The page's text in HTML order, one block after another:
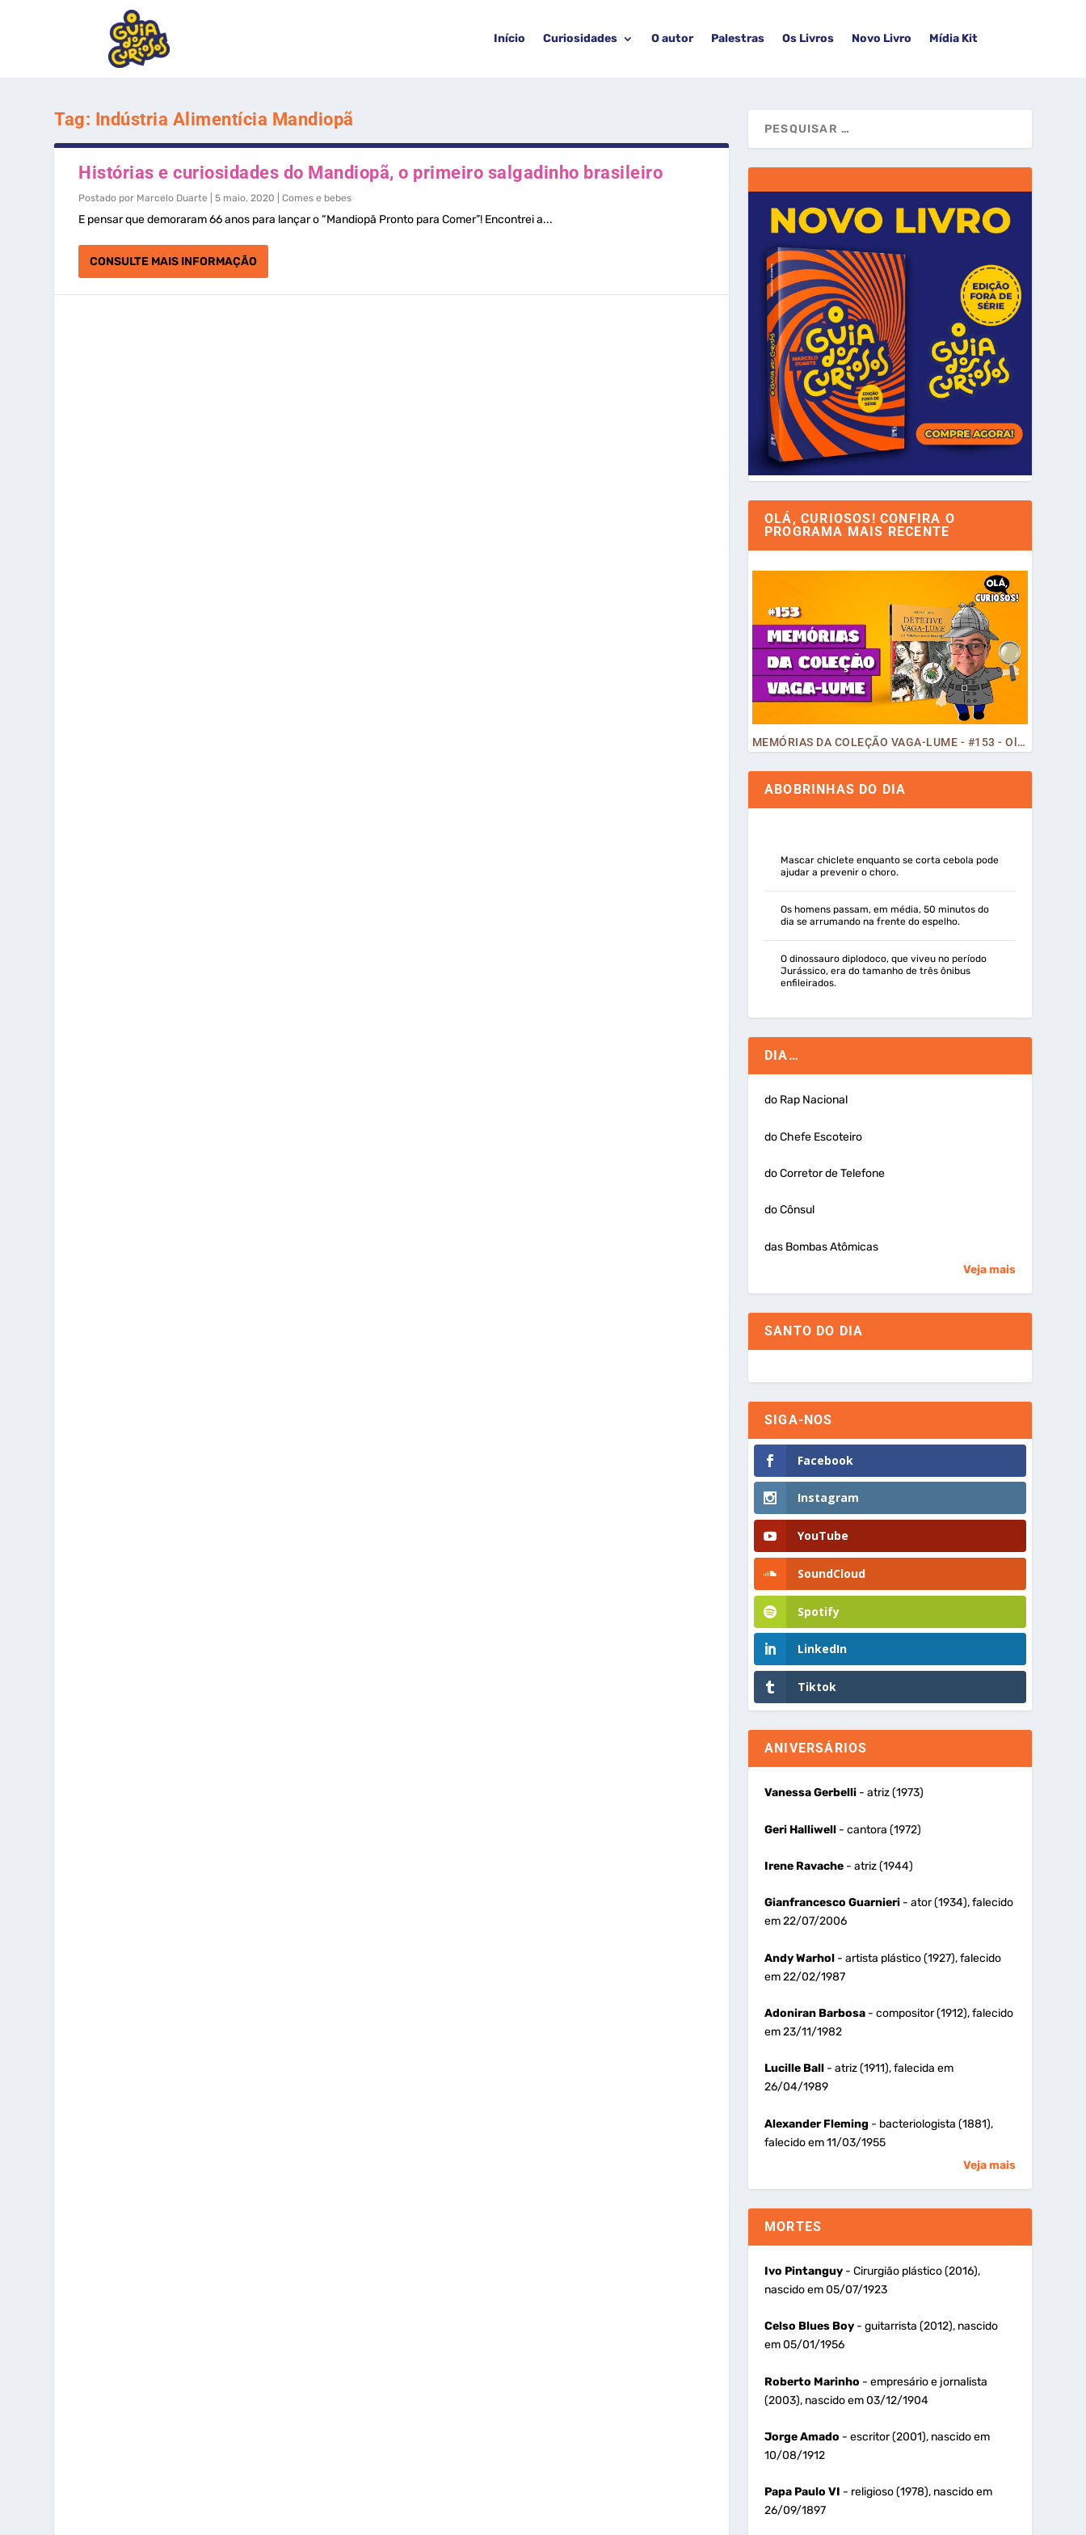
Início Curiosidades O autor Palestras Os Livros Novo Livro Mídia Kit
Tag: Indústria Alimentícia Mandiopã
Histórias e curiosidades do Mandiopã, o primeiro salgadinho brasileiro
Postado por Marcelo Duarte |5 maio, 2020 |Comes e bebes
E pensar que demoraram 66 anos para lançar o “Mandiopã Pronto para Comer”! Encontrei a...
CONSULTE MAIS INFORMAÇÃO
OLÁ, CURIOSOS! CONFIRA O
PROGRAMA MAIS RECENTE
MEMÓRIAS DA COLEÇÃO VAGA-LUME - #153 - Olá, Curiosos! 2023
ABOBRINHAS DO DIA
Mascar chiclete enquanto se corta cebola pode
ajudar a prevenir o choro.
Os homens passam, em média, 50 minutos do
dia se arrumando na frente do espelho.
O dinossauro diplodoco, que viveu no período
Jurássico, era do tamanho de três ônibus
enfileirados.
DIA…
do Rap Nacional
do Chefe Escoteiro
do Corretor de Telefone
do Cônsul
das Bombas Atômicas
Veja mais
SANTO DO DIA
SIGA-NOS
Facebook
Instagram
YouTube
SoundCloud
Spotify
LinkedIn
Tiktok
ANIVERSÁRIOS
Vanessa Gerbelli- atriz (1973)
Geri Halliwell- cantora (1972)
Irene Ravache- atriz (1944)
Gianfrancesco Guarnieri- ator (1934), falecido
em 22/07/2006
Andy Warhol- artista plástico (1927), falecido
em 22/02/1987
Adoniran Barbosa- compositor (1912), falecido
em 23/11/1982
Lucille Ball- atriz (1911), falecida em
26/04/1989
Alexander Fleming - bacteriologista (1881),
falecido em 11/03/1955
Veja mais
MORTES
Ivo Pintanguy- Cirurgião plástico (2016),
nascido em 05/07/1923
Celso Blues Boy- guitarrista (2012), nascido
em 05/01/1956
Roberto Marinho - empresário e jornalista
(2003), nascido em 03/12/1904
Jorge Amado - escritor (2001), nascido em
10/08/1912
Papa Paulo VI - religioso (1978), nascido em
26/09/1897